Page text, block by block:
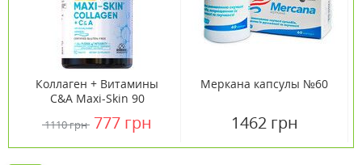
Коллаген + Витамины
С&А Maxi-Skin 90
Лайф / Country Life
1110 грн 777 грн
Меркана капсулы №60
1462 грн